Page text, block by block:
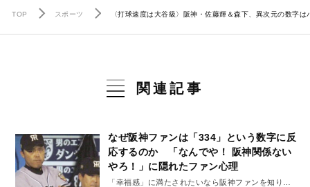
TOP スポーツ 〈打球速度は大谷級〉阪神・佐藤輝＆森下、異次元の数字
関連記事
なぜ阪神ファンは「334」という数字に反
応するのか 「なんでや！ 阪神関係ない
やろ！」に隠れたファン心理
「幸福感」に満たされたいなら阪神ファンを知りま